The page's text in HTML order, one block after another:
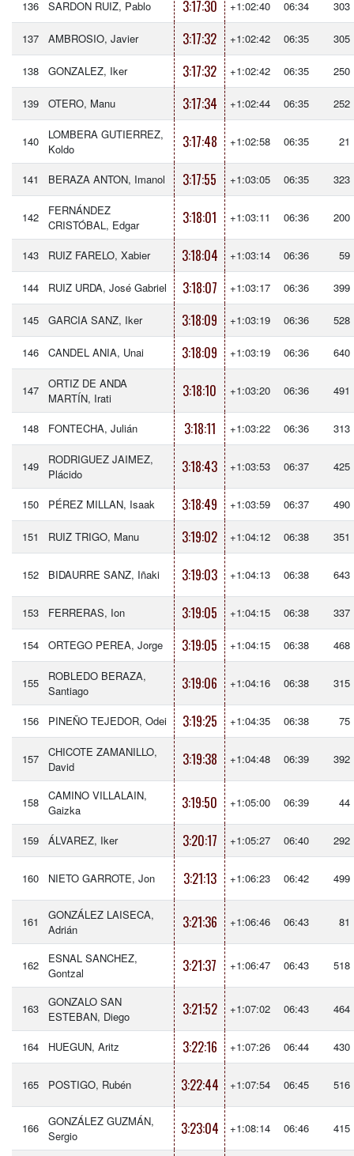
136 SARDON RUIZ, Pablo 3:17:30 +1:02:40 06:34 303
137 AMBROSIO, Javier 3:17:32 +1:02:42 06:35 305
138 GONZALEZ, Iker 3:17:32 +1:02:42 06:35 250
139 OTERO, Manu 3:17:34 +1:02:44 06:35 252
140
LOMBERA GUTIERREZ,
Koldo
3:17:48 +1:02:58 06:35 21
141 BERAZA ANTON, Imanol 3:17:55 +1:03:05 06:35 323
142
FERNÁNDEZ
CRISTÓBAL, Edgar
3:18:01 +1:03:11 06:36 200
143 RUIZ FARELO, Xabier 3:18:04 +1:03:14 06:36 59
144 RUIZ URDA, José Gabriel 3:18:07 +1:03:17 06:36 399
145 GARCIA SANZ, Iker 3:18:09 +1:03:19 06:36 528
146 CANDEL ANIA, Unai 3:18:09 +1:03:19 06:36 640
147
ORTIZ DE ANDA
MARTÍN, Irati
3:18:10 +1:03:20 06:36 491
148 FONTECHA, Julián 3:18:11 +1:03:22 06:36 313
149
RODRIGUEZ JAIMEZ,
Plácido
3:18:43 +1:03:53 06:37 425
150 PÉREZ MILLAN, Isaak 3:18:49 +1:03:59 06:37 490
151 RUIZ TRIGO, Manu 3:19:02 +1:04:12 06:38 351
152 BIDAURRE SANZ, Iñaki 3:19:03 +1:04:13 06:38 643
153 FERRERAS, Ion 3:19:05 +1:04:15 06:38 337
154 ORTEGO PEREA, Jorge 3:19:05 +1:04:15 06:38 468
155
ROBLEDO BERAZA,
Santiago
3:19:06 +1:04:16 06:38 315
156 PINEÑO TEJEDOR, Odei 3:19:25 +1:04:35 06:38 75
157
CHICOTE ZAMANILLO,
David
3:19:38 +1:04:48 06:39 392
158
CAMINO VILLALAIN,
Gaizka
3:19:50 +1:05:00 06:39 44
159 ÁLVAREZ, Iker 3:20:17 +1:05:27 06:40 292
160 NIETO GARROTE, Jon 3:21:13 +1:06:23 06:42 499
161
GONZÁLEZ LAISECA,
Adrián
3:21:36 +1:06:46 06:43 81
162
ESNAL SANCHEZ,
Gontzal
3:21:37 +1:06:47 06:43 518
163
GONZALO SAN
ESTEBAN, Diego
3:21:52 +1:07:02 06:43 464
164 HUEGUN, Aritz 3:22:16 +1:07:26 06:44 430
165 POSTIGO, Rubén 3:22:44 +1:07:54 06:45 516
166
GONZÁLEZ GUZMÁN,
Sergio
3:23:04 +1:08:14 06:46 415